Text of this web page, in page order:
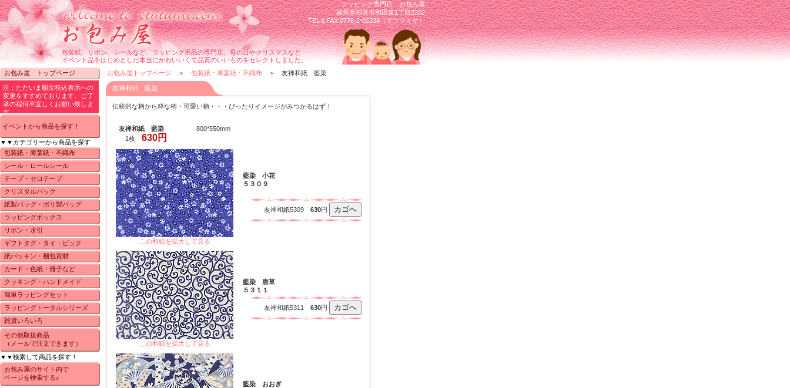
包装紙、リボン、シールなど、ラッピング用品の専門店。母の日やクリスマスなど
イベント品をはじめとした本当にかわいいくて品質のいいものをセレクトしました。
ラッピング専門店 お包み屋
福井県福井市和田東1丁目2202
TEL＆FAX:0776-2-02238（オツツミヤ）
お包み屋 トップページ
イベントから商品を探す！
▼▼カテゴリーから商品を探す
包装紙・薄葉紙・不織布
シール・ロールシール
テープ・セロテープ
クリスタルパック
紙製バッグ・ポリ製バッグ
ラッピングボックス
リボン・水引
ギフトタグ・タイ・ピック
紙パッキン・梱包資材
カード・色紙・冊子など
クッキング・ハンドメイド
簡単ラッピングセット
ラッピングトータルシリーズ
雑貨いろいろ
その他取扱商品
（メールで注文できます）
▼▼検索して商品を探す！
お包み屋のサイト内で
ページを検索する♪
お包み屋トップページ ＞ 包装紙・薄葉紙・不織布 ＞ 友禅和紙 藍染
友禅和紙 藍染
伝統的な柄から粋な柄・可愛い柄・・・ぴったりイメージがみつかるはず！
友禅和紙 藍染 800*550mm
1枚 630円
この和紙を拡大して見る
藍染 小花
５３０９
友禅和紙5309 630円
この和紙を拡大して見る
藍染 唐草
５３１１
友禅和紙5311 630円
藍染 おおぎ